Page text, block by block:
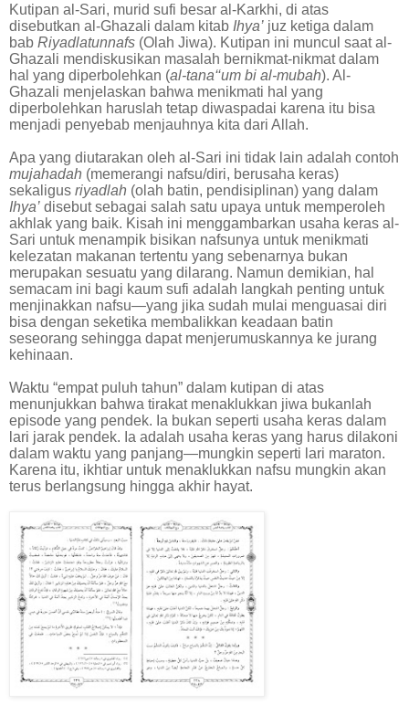
Kutipan al-Sari, murid sufi besar al-Karkhi, di atas
disebutkan al-Ghazali dalam kitab Ihya’ juz ketiga dalam
bab Riyadlatunnafs (Olah Jiwa). Kutipan ini muncul saat al-
Ghazali mendiskusikan masalah bernikmat-nikmat dalam
hal yang diperbolehkan (al-tana‘‘um bi al-mubah). Al-
Ghazali menjelaskan bahwa menikmati hal yang
diperbolehkan haruslah tetap diwaspadai karena itu bisa
menjadi penyebab menjauhnya kita dari Allah.
Apa yang diutarakan oleh al-Sari ini tidak lain adalah contoh
mujahadah (memerangi nafsu/diri, berusaha keras)
sekaligus riyadlah (olah batin, pendisiplinan) yang dalam
Ihya’ disebut sebagai salah satu upaya untuk memperoleh
akhlak yang baik. Kisah ini menggambarkan usaha keras al-
Sari untuk menampik bisikan nafsunya untuk menikmati
kelezatan makanan tertentu yang sebenarnya bukan
merupakan sesuatu yang dilarang. Namun demikian, hal
semacam ini bagi kaum sufi adalah langkah penting untuk
menjinakkan nafsu—yang jika sudah mulai menguasai diri
bisa dengan seketika membalikkan keadaan batin
seseorang sehingga dapat menjerumuskannya ke jurang
kehinaan.
Waktu “empat puluh tahun” dalam kutipan di atas
menunjukkan bahwa tirakat menaklukkan jiwa bukanlah
episode yang pendek. Ia bukan seperti usaha keras dalam
lari jarak pendek. Ia adalah usaha keras yang harus dilakoni
dalam waktu yang panjang—mungkin seperti lari maraton.
Karena itu, ikhtiar untuk menaklukkan nafsu mungkin akan
terus berlangsung hingga akhir hayat.